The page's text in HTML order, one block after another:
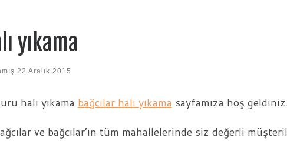
yıkama
22 Aralık 2015
halı yıkama bağcılar halı yıkama sayfamıza hoş geldiniz.
ve bağcılar’ın tüm mahallelerinde siz değerli